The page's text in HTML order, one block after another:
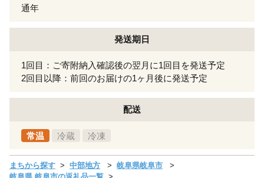
通年
発送期日
1回目：ご寄附納入確認後の翌月に1回目を発送予定
2回目以降：前回のお届けの1ヶ月後に発送予定
配送
常温 冷蔵 冷凍
まちから探す 中部地方
岐阜県岐阜市